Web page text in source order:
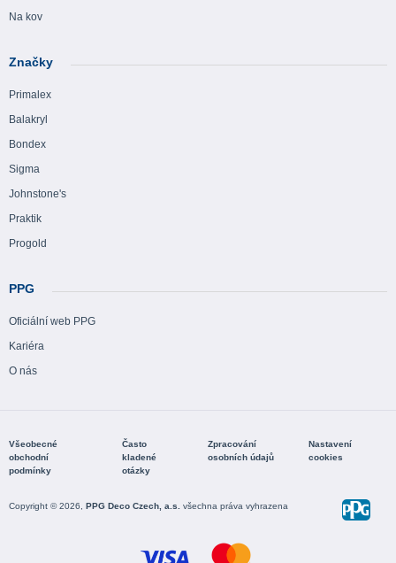
Na kov
Značky
Primalex
Balakryl
Bondex
Sigma
Johnstone's
Praktik
Progold
PPG
Oficiální web PPG
Kariéra
O nás
Všeobecné
obchodní
podmínky
Často
kladené
otázky
Zpracování
osobních údajů
Nastavení
cookies
Copyright © 2026, PPG Deco Czech, a.s. všechna práva vyhrazena